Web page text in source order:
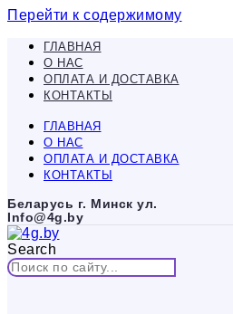
Перейти к содержимому
ГЛАВНАЯ
О НАС
ОПЛАТА И ДОСТАВКА
КОНТАКТЫ
ГЛАВНАЯ
О НАС
ОПЛАТА И ДОСТАВКА
КОНТАКТЫ
Беларусь г. Минск ул.
Info@4g.by
Search